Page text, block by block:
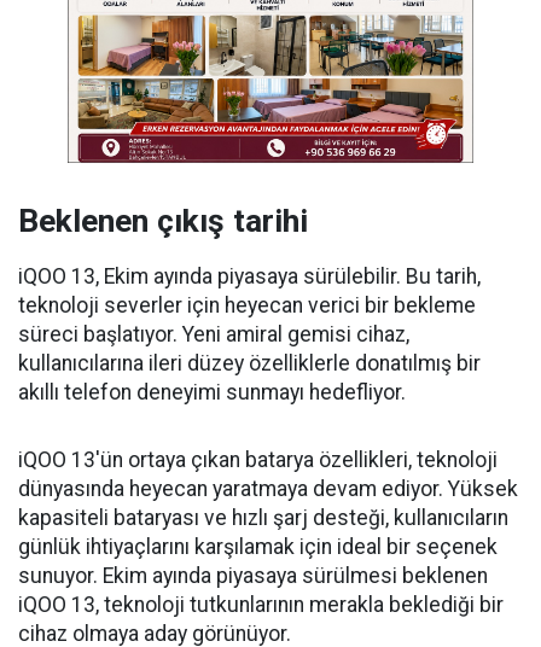
Beklenen çıkış tarihi
iQOO 13, Ekim ayında piyasaya sürülebilir. Bu tarih,
teknoloji severler için heyecan verici bir bekleme
süreci başlatıyor. Yeni amiral gemisi cihaz,
kullanıcılarına ileri düzey özelliklerle donatılmış bir
akıllı telefon deneyimi sunmayı hedefliyor.
iQOO 13'ün ortaya çıkan batarya özellikleri, teknoloji
dünyasında heyecan yaratmaya devam ediyor. Yüksek
kapasiteli bataryası ve hızlı şarj desteği, kullanıcıların
günlük ihtiyaçlarını karşılamak için ideal bir seçenek
sunuyor. Ekim ayında piyasaya sürülmesi beklenen
iQOO 13, teknoloji tutkunlarının merakla beklediği bir
cihaz olmaya aday görünüyor.